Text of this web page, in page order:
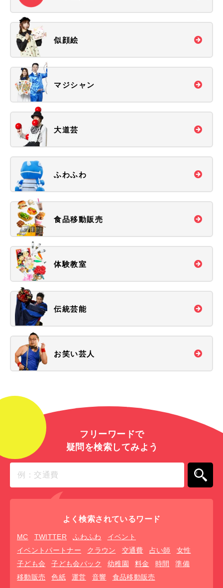
似顔絵
マジシャン
大道芸
ふわふわ
食品移動販売
体験教室
伝統芸能
お笑い芸人
フリーワードで
疑問を検索してみよう
よく検索されているワード
MC TWITTER ふわふわ
イベント
イベントパートナー
クラウン 交通費 占い師
女性
子ども会
子ども会パック 幼稚園 料金 時間
準備
移動販売
色紙 運営 音響 食品移動販売